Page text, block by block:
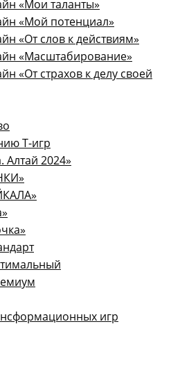
«Мои таланты»
«Мой потенциал»
«От слов к действиям»
«Масштабирование»
«От страхов к делу своей
Т-игр
Алтай 2024»
игр